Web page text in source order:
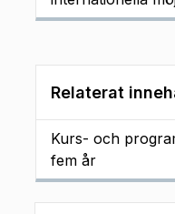
Relaterat
Kurs- och
fem år